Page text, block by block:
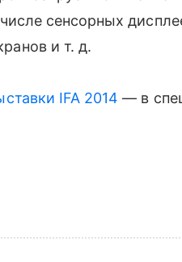
сенсорных
и т. д.
IFA 2014 — в